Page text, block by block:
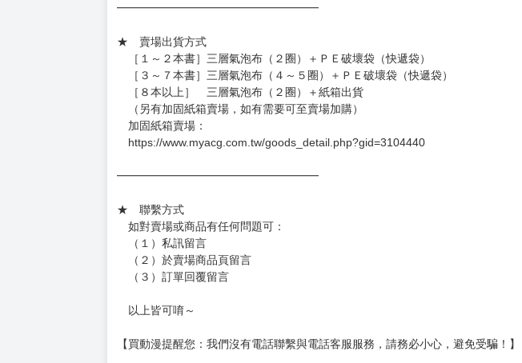
━━━━━━━━━━━━━━━━━━
★ 賣場出貨方式
［１～２本書］三層氣泡布（２圈）＋ＰＥ破壞袋（快遞袋）
［３～７本書］三層氣泡布（４～５圈）＋ＰＥ破壞袋（快遞袋）
［８本以上］ 三層氣泡布（２圈）＋紙箱出貨
（另有加固紙箱賣場，如有需要可至賣場加購）
加固紙箱賣場：
https://www.myacg.com.tw/goods_detail.php?gid=3104440
━━━━━━━━━━━━━━━━━━
★ 聯繫方式
如對賣場或商品有任何問題可：
（１）私訊留言
（２）於賣場商品頁留言
（３）訂單回覆留言
以上皆可唷～
【買動漫提醒您：我們沒有電話聯繫與電話客服服務，請務必小心，避免受騙！】